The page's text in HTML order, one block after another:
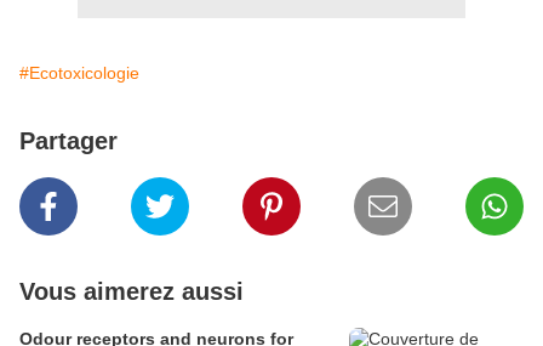
#Ecotoxicologie
Partager
Vous aimerez aussi
Odour receptors and neurons for